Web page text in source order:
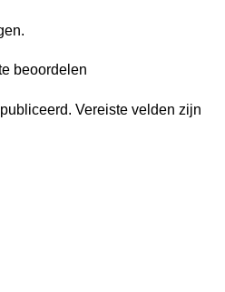
beoordelen
Vereiste velden zijn